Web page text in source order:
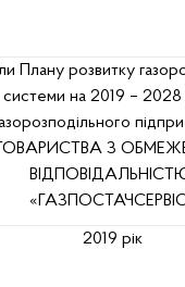
Плану розвитку
системи на 2019 – 2028
ТОВАРИСТВА З
2019 рік